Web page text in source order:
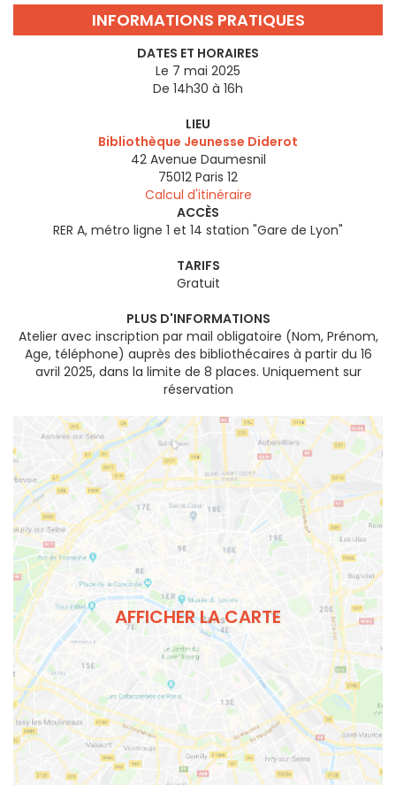
INFORMATIONS PRATIQUES
DATES ET HORAIRES
Le 7 mai 2025
De 14h30 à 16h
LIEU
Bibliothèque Jeunesse Diderot
42 Avenue Daumesnil
75012 Paris 12
Calcul d'itinéraire
ACCÈS
RER A, métro ligne 1 et 14 station "Gare de Lyon"
TARIFS
Gratuit
PLUS D'INFORMATIONS
Atelier avec inscription par mail obligatoire (Nom, Prénom,
Age, téléphone) auprès des bibliothécaires à partir du 16
avril 2025, dans la limite de 8 places. Uniquement sur
réservation
AFFICHER LA CARTE